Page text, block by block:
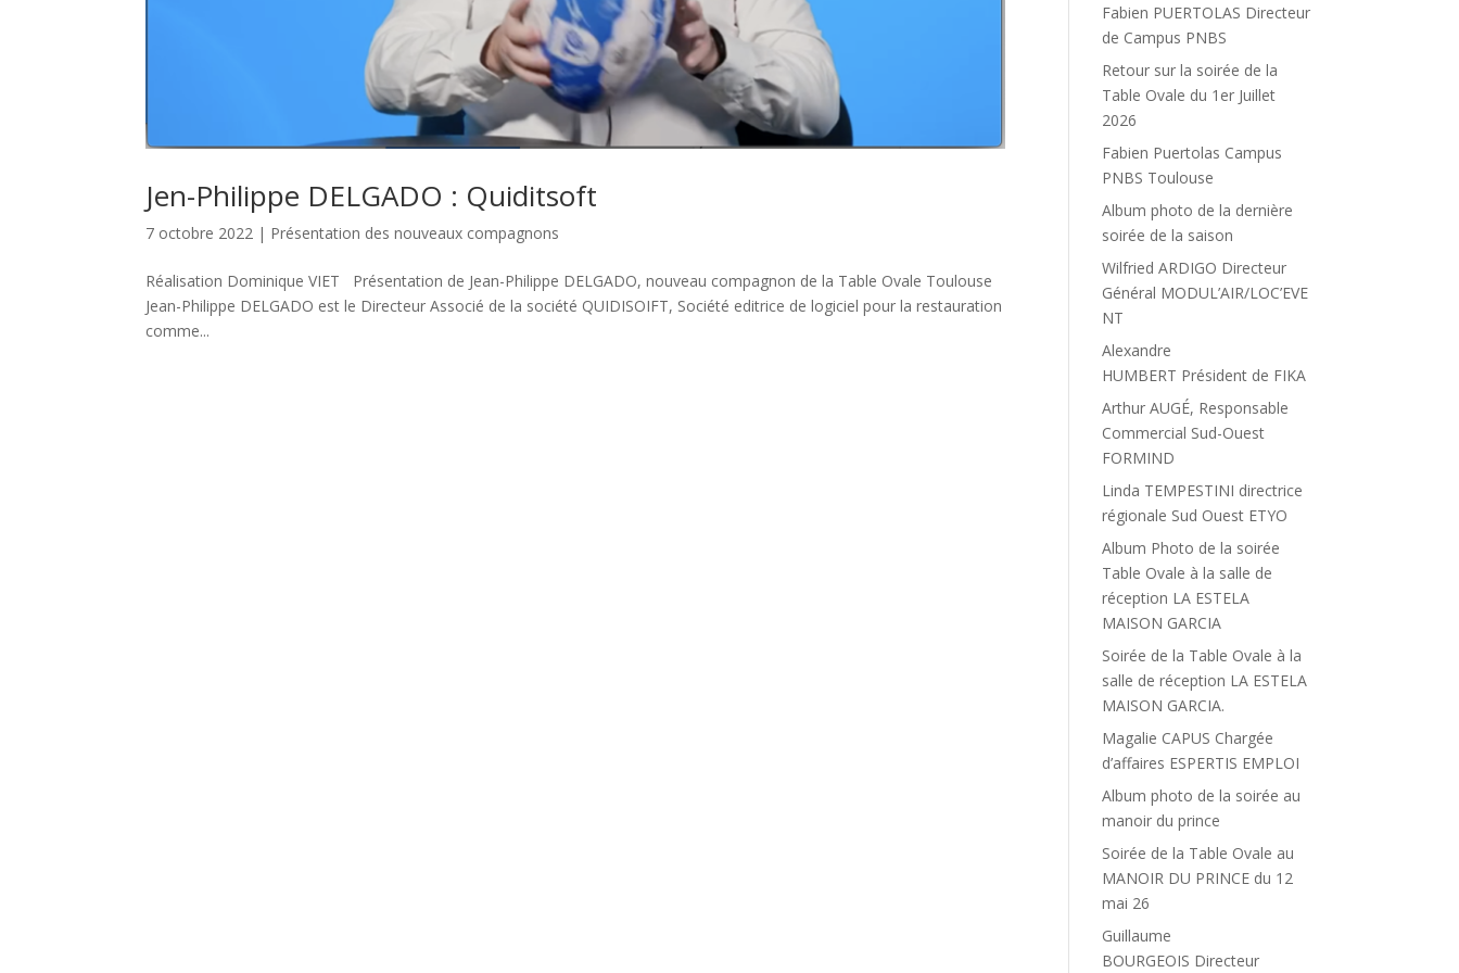
Jen-Philippe DELGADO : Quiditsoft
7 octobre 2022 | Présentation des nouveaux compagnons
Réalisation Dominique VIET Présentation de Jean-Philippe DELGADO, nouveau compagnon de la Table Ovale Toulouse
Jean-Philippe DELGADO est le Directeur Associé de la société QUIDISOIFT, Société editrice de logiciel pour la restauration
comme...
Fabien PUERTOLAS Directeur
de Campus PNBS
Retour sur la soirée de la
Table Ovale du 1er Juillet
2026
Fabien Puertolas Campus
PNBS Toulouse
Album photo de la dernière
soirée de la saison
Wilfried ARDIGO Directeur
Général MODUL’AIR/LOC’EVE
NT
Alexandre
HUMBERT Président de FIKA
Arthur AUGÉ, Responsable
Commercial Sud-Ouest
FORMIND
Linda TEMPESTINI directrice
régionale Sud Ouest ETYO
Album Photo de la soirée
Table Ovale à la salle de
réception LA ESTELA
MAISON GARCIA
Soirée de la Table Ovale à la
salle de réception LA ESTELA
MAISON GARCIA.
Magalie CAPUS Chargée
d’affaires ESPERTIS EMPLOI
Album photo de la soirée au
manoir du prince
Soirée de la Table Ovale au
MANOIR DU PRINCE du 12
mai 26
Guillaume
BOURGEOIS Directeur